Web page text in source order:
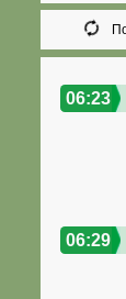
06:23
06:29